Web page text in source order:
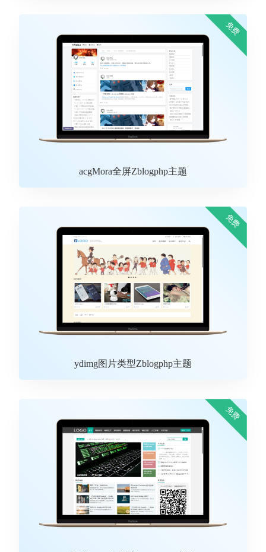
acgMora全屏Zblogphp主题
免费
ydimg图片类型Zblogphp主题
免费
免费